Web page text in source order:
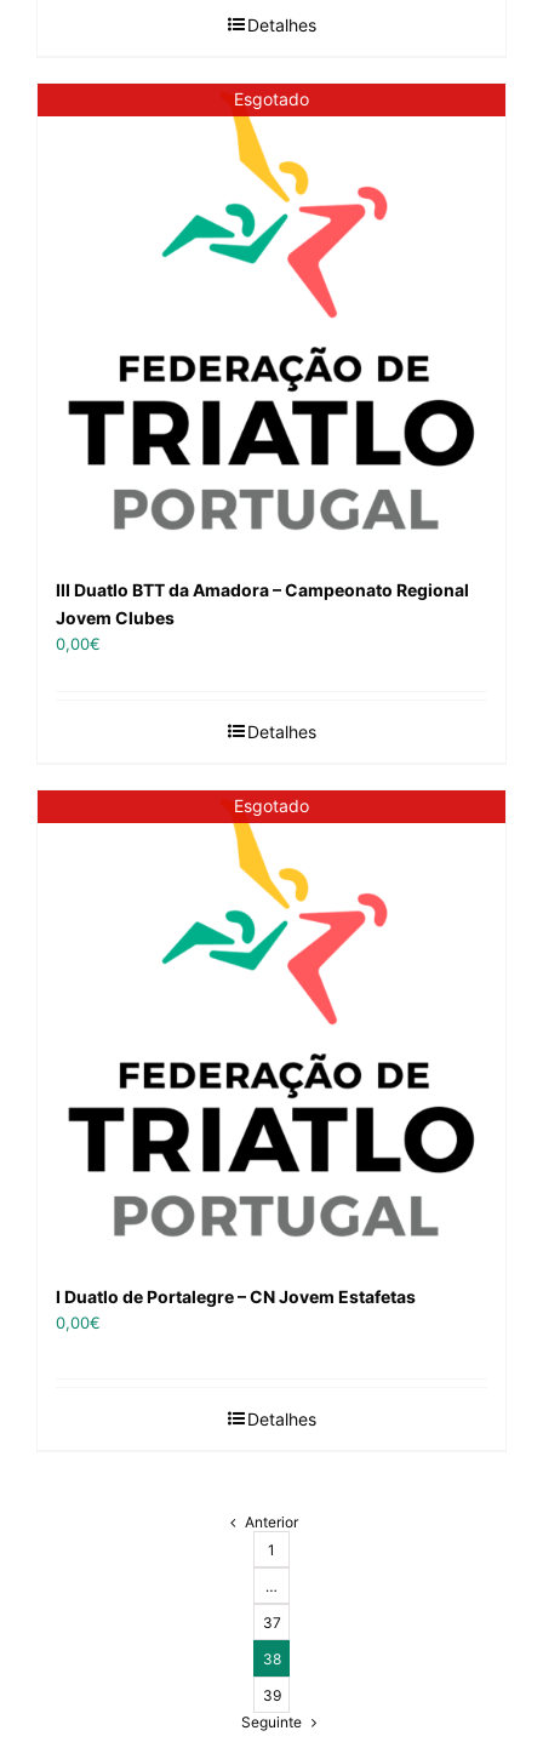
Detalhes
Esgotado
III Duatlo BTT da Amadora – Campeonato Regional
Jovem Clubes
0,00€
Detalhes
Esgotado
I Duatlo de Portalegre – CN Jovem Estafetas
0,00€
Detalhes
Anterior
1
…
37
38
39
Seguinte